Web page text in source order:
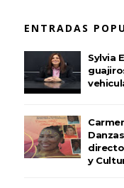
ENTRADAS
Sylvia
y